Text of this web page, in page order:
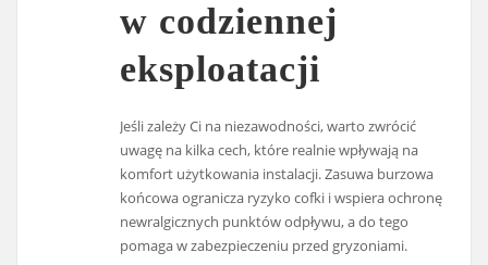
w codziennej
eksploatacji
Jeśli zależy Ci na niezawodności, warto zwrócić
uwagę na kilka cech, które realnie wpływają na
komfort użytkowania instalacji. Zasuwa burzowa
końcowa ogranicza ryzyko cofki i wspiera ochronę
newralgicznych punktów odpływu, a do tego
pomaga w zabezpieczeniu przed gryzoniami.